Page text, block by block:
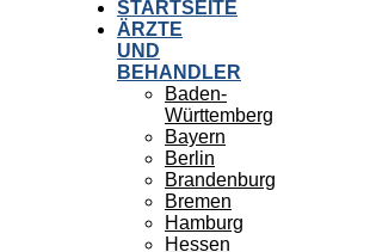
STARTSEITE
ÄRZTE
UND
BEHANDLER
Baden-
Württemberg
Bayern
Berlin
Brandenburg
Bremen
Hamburg
Hessen